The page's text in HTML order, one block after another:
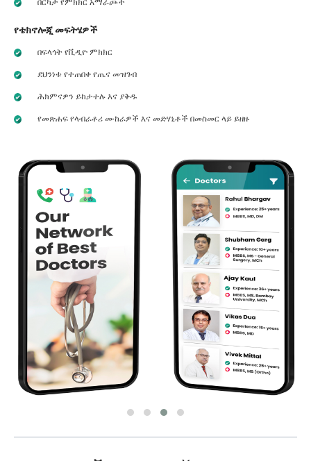
የቴክኖሎጂ መፍትሄዎች
በፍላጎት የቪዲዮ ምክክር
ደህንነቱ የተጠበቀ የጤና መዝገብ
ሕክምናዎን ይከታተሉ እና ያቅዱ
የመጽሐፍ የላብራቶሪ ሙከራዎች እና መድሃኒቶች በመስመር ላይ ይዘዙ